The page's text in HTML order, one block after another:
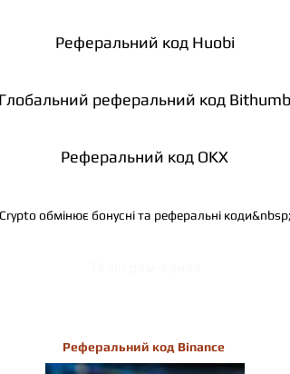
Реферальний код Huobi
реферальний код Bithumb
Реферальний код OKX
обмінює бонусні та реферальні коди&nbsp;
Реферальний код Binance